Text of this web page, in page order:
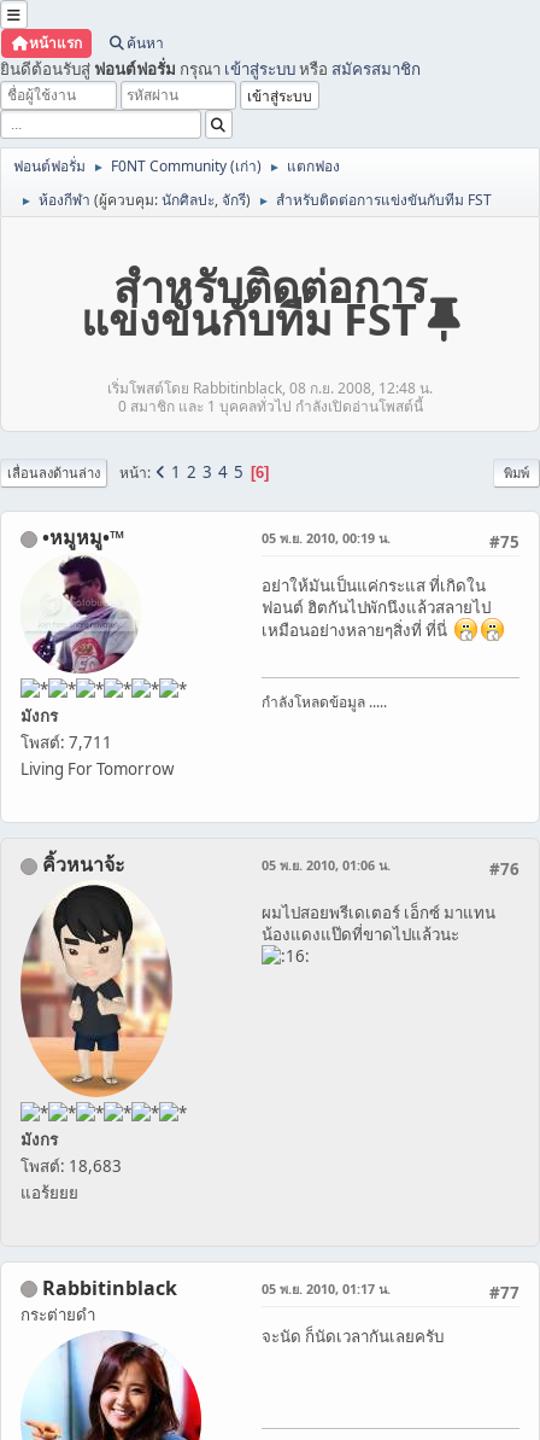
หน้าแรก ค้นหา
ยินดีต้อนรับสู่ ฟอนต์ฟอรั่ม กรุณา เข้าสู่ระบบหรือ สมัครสมาชิก
ฟอนต์ฟอรั่ม ► F0NT Community (เก่า) ► แตกฟอง
► ห้องกีฬา (ผู้ควบคุม:นักศิลปะ,จักรี) ► สำหรับติดต่อการแข่งขันกับทีม FST
สำหรับติดต่อการ
แข่งขันกับทีม FST
เริ่มโพสต์โดย Rabbitinblack, 08 ก.ย. 2008, 12:48 น.
0 สมาชิก และ 1 บุคคลทั่วไป กำลังเปิดอ่านโพสต์นี้
พิมพ์
เลื่อนลงด้านล่าง หน้า 1 2 3 4 5 6
•หมูหมู•™
มังกร
โพสต์: 7,711
Living For Tomorrow
#75
05 พ.ย. 2010, 00:19 น.
อย่าให้มันเป็นแค่กระแส ที่เกิดใน
ฟอนต์ ฮิตกันไปพักนึงแล้วสลายไป
เหมือนอย่างหลายๆสิ่งที่ ที่นี่
กำลังโหลดข้อมูล .....
คิ้วหนาจ้ะ
มังกร
โพสต์: 18,683
แอร้ยยย
#76
05 พ.ย. 2010, 01:06 น.
ผมไปสอยพรีเดเตอร์ เอ็กซ์ มาแทน
น้องแดงแป๊ดที่ขาดไปแล้วนะ
Rabbitinblack
กระต่ายดำ
#77
05 พ.ย. 2010, 01:17 น.
จะนัด ก็นัดเวลากันเลยครับ